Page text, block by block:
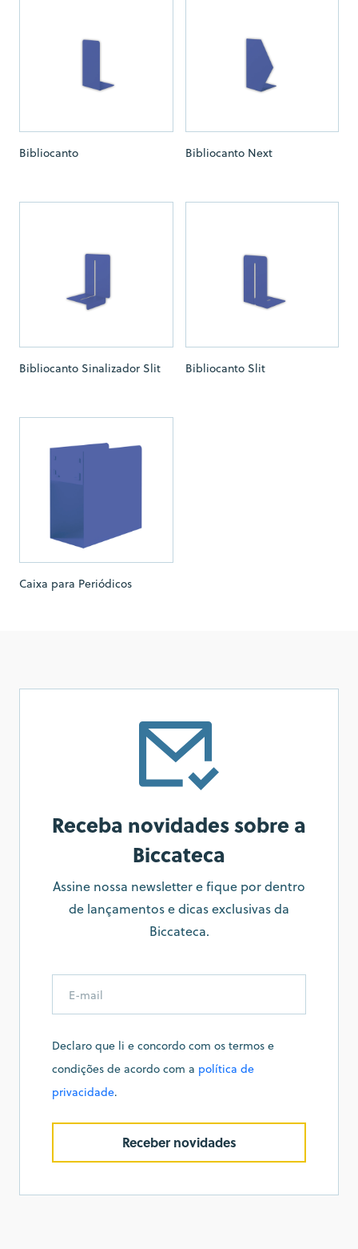
Bibliocanto Bibliocanto Next
Bibliocanto Sinalizador Slit Bibliocanto Slit
Caixa para Periódicos
Receba novidades sobre a
Biccateca
Assine nossa newsletter e fique por dentro
de lançamentos e dicas exclusivas da
Biccateca.
Declaro que li e concordo com os termos e
condições de acordo com a política de
privacidade.
Receber novidades